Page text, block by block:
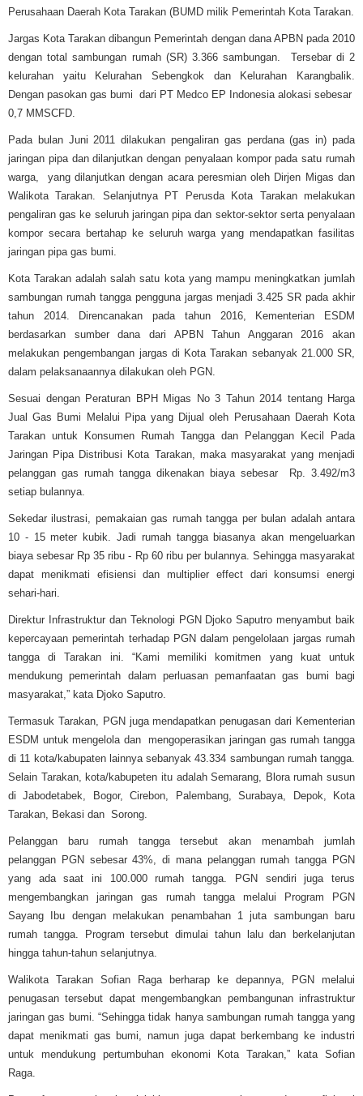
Perusahaan Daerah Kota Tarakan (BUMD milik Pemerintah Kota Tarakan.
Jargas Kota Tarakan dibangun Pemerintah dengan dana APBN pada 2010
dengan total sambungan rumah (SR) 3.366 sambungan. Tersebar di 2
kelurahan yaitu Kelurahan Sebengkok dan Kelurahan Karangbalik.
Dengan pasokan gas bumi dari PT Medco EP Indonesia alokasi sebesar
0,7 MMSCFD.
Pada bulan Juni 2011 dilakukan pengaliran gas perdana (gas in) pada
jaringan pipa dan dilanjutkan dengan penyalaan kompor pada satu rumah
warga, yang dilanjutkan dengan acara peresmian oleh Dirjen Migas dan
Walikota Tarakan. Selanjutnya PT Perusda Kota Tarakan melakukan
pengaliran gas ke seluruh jaringan pipa dan sektor-sektor serta penyalaan
kompor secara bertahap ke seluruh warga yang mendapatkan fasilitas
jaringan pipa gas bumi.
Kota Tarakan adalah salah satu kota yang mampu meningkatkan jumlah
sambungan rumah tangga pengguna jargas menjadi 3.425 SR pada akhir
tahun 2014. Direncanakan pada tahun 2016, Kementerian ESDM
berdasarkan sumber dana dari APBN Tahun Anggaran 2016 akan
melakukan pengembangan jargas di Kota Tarakan sebanyak 21.000 SR,
dalam pelaksanaannya dilakukan oleh PGN.
Sesuai dengan Peraturan BPH Migas No 3 Tahun 2014 tentang Harga
Jual Gas Bumi Melalui Pipa yang Dijual oleh Perusahaan Daerah Kota
Tarakan untuk Konsumen Rumah Tangga dan Pelanggan Kecil Pada
Jaringan Pipa Distribusi Kota Tarakan, maka masyarakat yang menjadi
pelanggan gas rumah tangga dikenakan biaya sebesar Rp. 3.492/m3
setiap bulannya.
Sekedar ilustrasi, pemakaian gas rumah tangga per bulan adalah antara
10 - 15 meter kubik. Jadi rumah tangga biasanya akan mengeluarkan
biaya sebesar Rp 35 ribu - Rp 60 ribu per bulannya. Sehingga masyarakat
dapat menikmati efisiensi dan multiplier effect dari konsumsi energi
sehari-hari.
Direktur Infrastruktur dan Teknologi PGN Djoko Saputro menyambut baik
kepercayaan pemerintah terhadap PGN dalam pengelolaan jargas rumah
tangga di Tarakan ini. “Kami memiliki komitmen yang kuat untuk
mendukung pemerintah dalam perluasan pemanfaatan gas bumi bagi
masyarakat,” kata Djoko Saputro.
Termasuk Tarakan, PGN juga mendapatkan penugasan dari Kementerian
ESDM untuk mengelola dan mengoperasikan jaringan gas rumah tangga
di 11 kota/kabupaten lainnya sebanyak 43.334 sambungan rumah tangga.
Selain Tarakan, kota/kabupeten itu adalah Semarang, Blora rumah susun
di Jabodetabek, Bogor, Cirebon, Palembang, Surabaya, Depok, Kota
Tarakan, Bekasi dan Sorong.
Pelanggan baru rumah tangga tersebut akan menambah jumlah
pelanggan PGN sebesar 43%, di mana pelanggan rumah tangga PGN
yang ada saat ini 100.000 rumah tangga. PGN sendiri juga terus
mengembangkan jaringan gas rumah tangga melalui Program PGN
Sayang Ibu dengan melakukan penambahan 1 juta sambungan baru
rumah tangga. Program tersebut dimulai tahun lalu dan berkelanjutan
hingga tahun-tahun selanjutnya.
Walikota Tarakan Sofian Raga berharap ke depannya, PGN melalui
penugasan tersebut dapat mengembangkan pembangunan infrastruktur
jaringan gas bumi. “Sehingga tidak hanya sambungan rumah tangga yang
dapat menikmati gas bumi, namun juga dapat berkembang ke industri
untuk mendukung pertumbuhan ekonomi Kota Tarakan,” kata Sofian
Raga.